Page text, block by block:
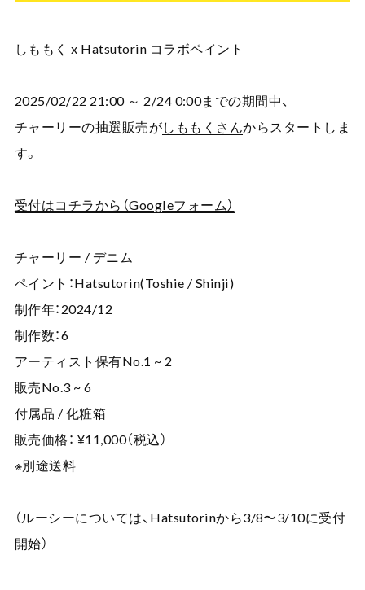
しももく x Hatsutorin コラボペイント
2025/02/22 21:00 ～ 2/24 0:00までの期間中、
チャーリーの抽選販売がしももくさんからスタートしま
す。
受付はコチラから（Googleフォーム）
チャーリー / デニム
ペイント：Hatsutorin(Toshie / Shinji)
制作年：2024/12
制作数：6
アーティスト保有No.1 ~ 2
販売No.3 ~ 6
付属品 / 化粧箱
販売価格： ¥11,000（税込）
※別途送料
（ルーシーについては、Hatsutorinから3/8〜3/10に受付
開始）